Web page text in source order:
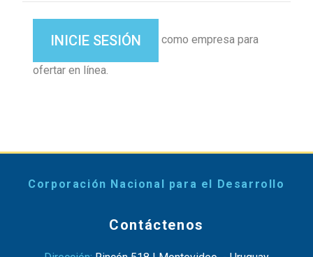
INICIE SESIÓN como empresa para
ofertar en línea.
Corporación Nacional para el Desarrollo
Contáctenos